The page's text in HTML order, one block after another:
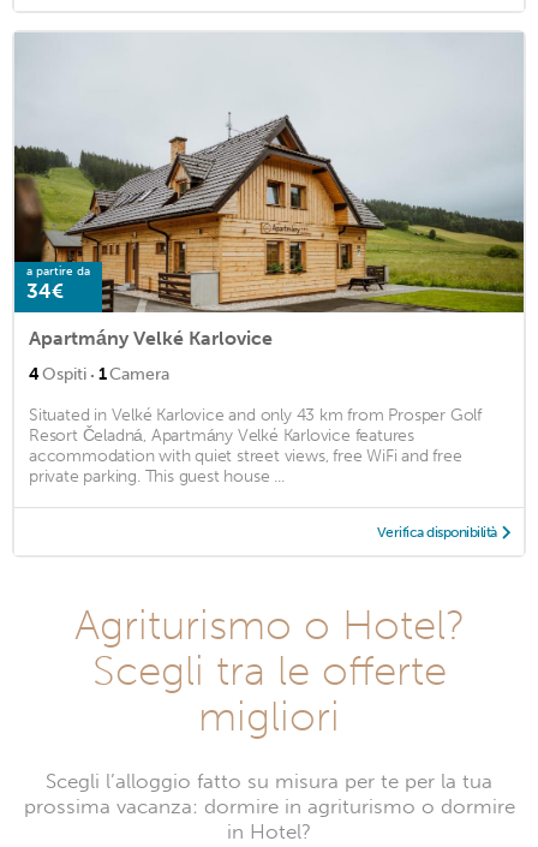
a partire da
34€
Apartmány Velké Karlovice
4Ospiti · 1Camera
Situated in Velké Karlovice and only 43 km from Prosper Golf
Resort Čeladná, Apartmány Velké Karlovice features
accommodation with quiet street views, free WiFi and free
private parking. This guest house ...
Verifica disponibilità
Agriturismo o Hotel?
Scegli tra le offerte
migliori
Scegli l’alloggio fatto su misura per te per la tua
prossima vacanza: dormire in agriturismo o dormire
in Hotel?